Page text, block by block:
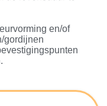
en/of
gordijnen